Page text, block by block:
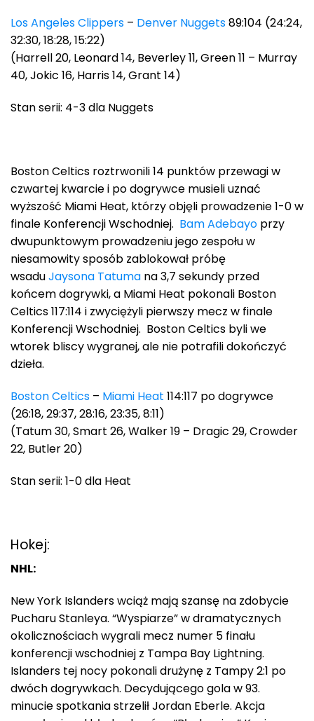
Los Angeles Clippers – Denver Nuggets89:104 (24:24,
32:30, 18:28, 15:22)
(Harrell 20, Leonard 14, Beverley 11, Green 11 – Murray
40, Jokic 16, Harris 14, Grant 14)
Stan serii: 4-3 dla Nuggets
Boston Celtics roztrwonili 14 punktów przewagi w
czwartej kwarcie i po dogrywce musieli uznać
wyższość Miami Heat, którzy objęli prowadzenie 1-0 w
finale Konferencji Wschodniej. Bam Adebayo przy
dwupunktowym prowadzeniu jego zespołu w
niesamowity sposób zablokował próbę
wsaduJaysona Tatuma na 3,7 sekundy przed
końcem dogrywki, a Miami Heat pokonali Boston
Celtics 117:114 i zwyciężyli pierwszy mecz w finale
Konferencji Wschodniej. Boston Celtics byli we
wtorek bliscy wygranej, ale nie potrafili dokończyć
dzieła.
Boston Celtics – Miami Heat 114:117 po dogrywce
(26:18, 29:37, 28:16, 23:35, 8:11)
(Tatum 30, Smart 26, Walker 19 – Dragic 29, Crowder
22, Butler 20)
Stan serii: 1-0 dla Heat
Hokej:
NHL:
New York Islanders wciąż mają szansę na zdobycie
Pucharu Stanleya. “Wyspiarze” w dramatycznych
okolicznościach wygrali mecz numer 5 finału
konferencji wschodniej z Tampa Bay Lightning.
Islanders tej nocy pokonali drużynę z Tampy 2:1 po
dwóch dogrywkach. Decydującego gola w 93.
minucie spotkania strzelił Jordan Eberle. Akcja